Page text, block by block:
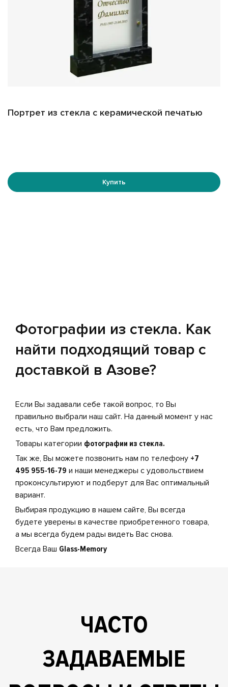
Портрет из стекла с керамической печатью
Купить
Фотографии из стекла. Как
найти подходящий товар с
доставкой в Азове?
Если Вы задавали себе такой вопрос, то Вы
правильно выбрали наш сайт. На данный момент у нас
есть, что Вам предложить.
Товары категории фотографии из стекла.
Так же, Вы можете позвонить нам по телефону +7
495 955-16-79 и наши менеджеры с удовольствием
проконсультируют и подберут для Вас оптимальный
вариант.
Выбирая продукцию в нашем сайте, Вы всегда
будете уверены в качестве приобретенного товара,
а мы всегда будем рады видеть Вас снова.
Всегда Ваш Glass-Memory
ЧАСТО
ЗАДАВАЕМЫЕ